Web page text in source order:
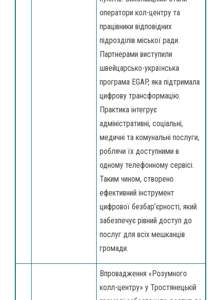
оператори кол-центру та
працівники відповідних
підрозділів міської ради.
Партнерами виступили
швейцарсько-українська
програма EGAP, яка підтримала
цифрову трансформацію.
Практика інтегрує
адміністративні, соціальні,
медичні та комунальні послуги,
роблячи їх доступними в
одному телефонному сервісі.
Таким чином, створено
ефективний інструмент
цифрової безбар’єрності, який
забезпечує рівний доступ до
послуг для всіх мешканців
громади.
Впровадженн­­­я «Розумного
колл-центру» у Тростянецькій